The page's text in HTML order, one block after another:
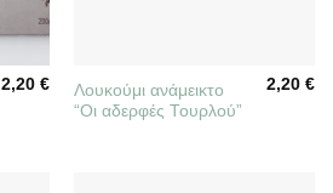
2,20€
Λουκούμι ανάμεικτο
“Οι αδερφές Τουρλού”
2,20€